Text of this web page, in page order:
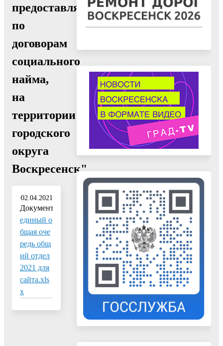
предоставляемых
по
договорам
социального
найма,
на
территории
городского
округа
Воскресенск"
02.04.2021
Документ:
единый о
бщая оче
редь общ
ий отдел
2021 для
сайта.xls
x